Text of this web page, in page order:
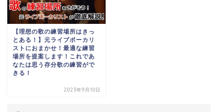
【理想の歌の練習場所はきっ
とある！】元ライブボーカリ
ストにおまかせ！最適な練習
場所を提案します！これであ
なたは思う存分歌の練習がで
きる！
2023年9月10日